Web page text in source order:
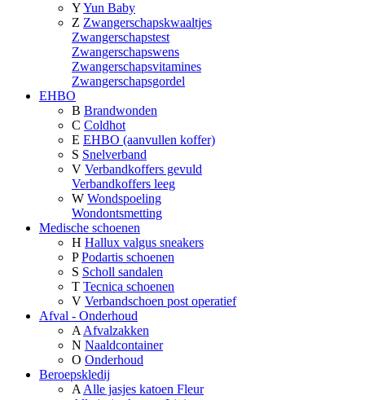
YYun Baby
Z Zwangerschapskwaaltjes
Zwangerschapstest
Zwangerschapswens
Zwangerschapsvitamines
Zwangerschapsgordel
EHBO
B Brandwonden
C Coldhot
E EHBO (aanvullen koffer)
S Snelverband
V Verbandkoffers gevuld
Verbandkoffers leeg
W Wondspoeling
Wondontsmetting
Medische schoenen
H Hallux valgus sneakers
P Podartis schoenen
S Scholl sandalen
T Tecnica schoenen
V Verbandschoen post operatief
Afval - Onderhoud
A Afvalzakken
N Naaldcontainer
O Onderhoud
Beroepskledij
A Alle jasjes katoen Fleur